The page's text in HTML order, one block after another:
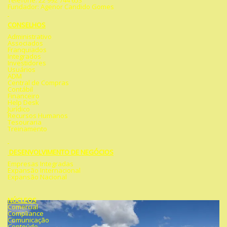
Fundador: Agenor Candido Gomes
CONSELHOS
Administrativo
Associados
Franquiados
Integrados
Investidores
Usuários
ADM
Central de Compras
Contábil
Financeiro
Help Desk
Jurídico
Recursos Humanos
Tesouraria
Treinamento
DESENVOLVIMENTO DE NEGÓCIOS
Empresas Integradas
Expansão Internacional
Expansão Nacional
NÚCLEOS
Comercial
Compliance
Comunicação